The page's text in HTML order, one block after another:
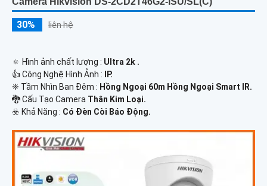
30% liên hệ
🔅 Hình ảnh chất lượng : Ultra 2k .
👍 Công Nghệ Hình Ảnh :
IP.
❈ Tầm Nhìn Ban Đêm : Hồng Ngoại 60m Hồng Ngoại Smart IR.
🐉️ Cấu Tạo Camera Thân Kim Loại.
️☣️ Khả Năng : Có Đèn Còi Báo Động.